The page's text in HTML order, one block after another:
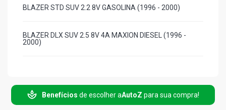
BLAZER STD SUV 2.2 8V GASOLINA (1996 - 2000)
BLAZER DLX SUV 2.5 8V 4A MAXION DIESEL (1996 -
2000)
BLAZER DLX SUV 2.8 8V MWM 4.07TCA DIESEL (2000 -
Benefícios de escolher aAutoZ para sua compra!